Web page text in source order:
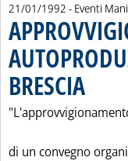
21/01/1992 - Eventi
BRESCIA
di un convegno